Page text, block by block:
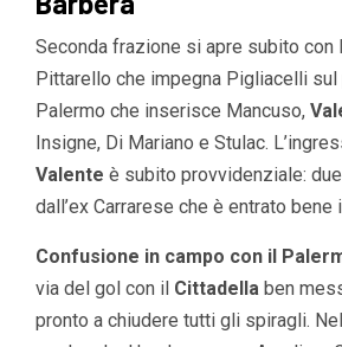
Seconda frazione si apre subito con
Pittarello che impegna Pigliacelli sul
Palermo che inserisce Mancuso,
Insigne, Di Mariano e Stulac.
Valente è subito provvidenziale:
dall’ex Carrarese che è entrato bene
Confusione in campo con il
via del gol con il Cittadella ben
pronto a chiudere tutti gli spiragli.